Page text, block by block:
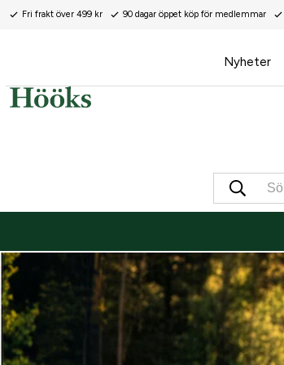
Fri frakt över 499 kr 90 dagar öppet köp för medlemmar
Nyheter